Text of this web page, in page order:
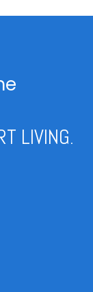
LIVING.